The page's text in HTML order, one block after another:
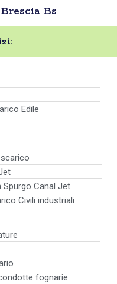
Bs
Edile
Canal Jet
Civili industriali
fognarie